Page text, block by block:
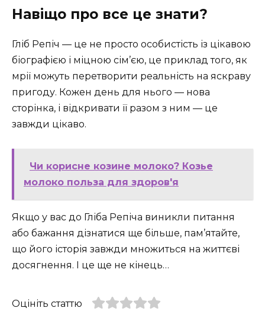
Навіщо про все це знати?
Гліб Репіч — це не просто особистість із цікавою
біографією і міцною сім’єю, це приклад того, як
мрії можуть перетворити реальність на яскраву
пригоду. Кожен день для нього — нова
сторінка, і відкривати її разом з ним — це
завжди цікаво.
Чи корисне козине молоко? Козье
молоко польза для здоров'я
Якщо у вас до Гліба Репіча виникли питання
або бажання дізнатися ще більше, пам’ятайте,
що його історія завжди множиться на життєві
досягнення. І це ще не кінець…
Оцініть статтю